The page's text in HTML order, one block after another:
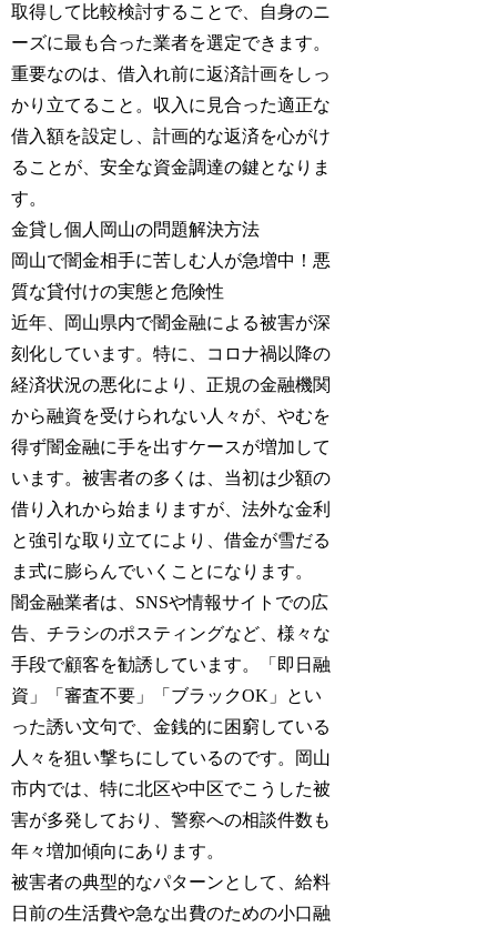
取得して比較検討することで、自身のニ
ーズに最も合った業者を選定できます。
重要なのは、借入れ前に返済計画をしっ
かり立てること。収入に見合った適正な
借入額を設定し、計画的な返済を心がけ
ることが、安全な資金調達の鍵となりま
す。
金貸し個人岡山の問題解決方法
岡山で闇金相手に苦しむ人が急増中！悪
質な貸付けの実態と危険性
近年、岡山県内で闇金融による被害が深
刻化しています。特に、コロナ禍以降の
経済状況の悪化により、正規の金融機関
から融資を受けられない人々が、やむを
得ず闇金融に手を出すケースが増加して
います。被害者の多くは、当初は少額の
借り入れから始まりますが、法外な金利
と強引な取り立てにより、借金が雪だる
ま式に膨らんでいくことになります。
闇金融業者は、SNSや情報サイトでの広
告、チラシのポスティングなど、様々な
手段で顧客を勧誘しています。「即日融
資」「審査不要」「ブラックOK」とい
った誘い文句で、金銭的に困窮している
人々を狙い撃ちにしているのです。岡山
市内では、特に北区や中区でこうした被
害が多発しており、警察への相談件数も
年々増加傾向にあります。
被害者の典型的なパターンとして、給料
日前の生活費や急な出費のための小口融